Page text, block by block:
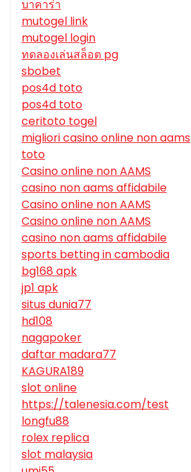
บาคาร่า
mutogel link
mutogel login
ทดลองเล่นสล็อต pg
sbobet
pos4d toto
pos4d toto
ceritoto togel
migliori casino online non aams
toto
Casino online non AAMS
casino non aams affidabile
Casino online non AAMS
Casino online non AAMS
casino non aams affidabile
sports betting in cambodia
bg168 apk
jp1 apk
situs dunia77
hd108
nagapoker
daftar madara77
KAGURA189
slot online
https://talenesia.com/test
longfu88
rolex replica
slot malaysia